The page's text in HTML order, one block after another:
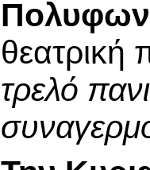
θεατρική
τρελό